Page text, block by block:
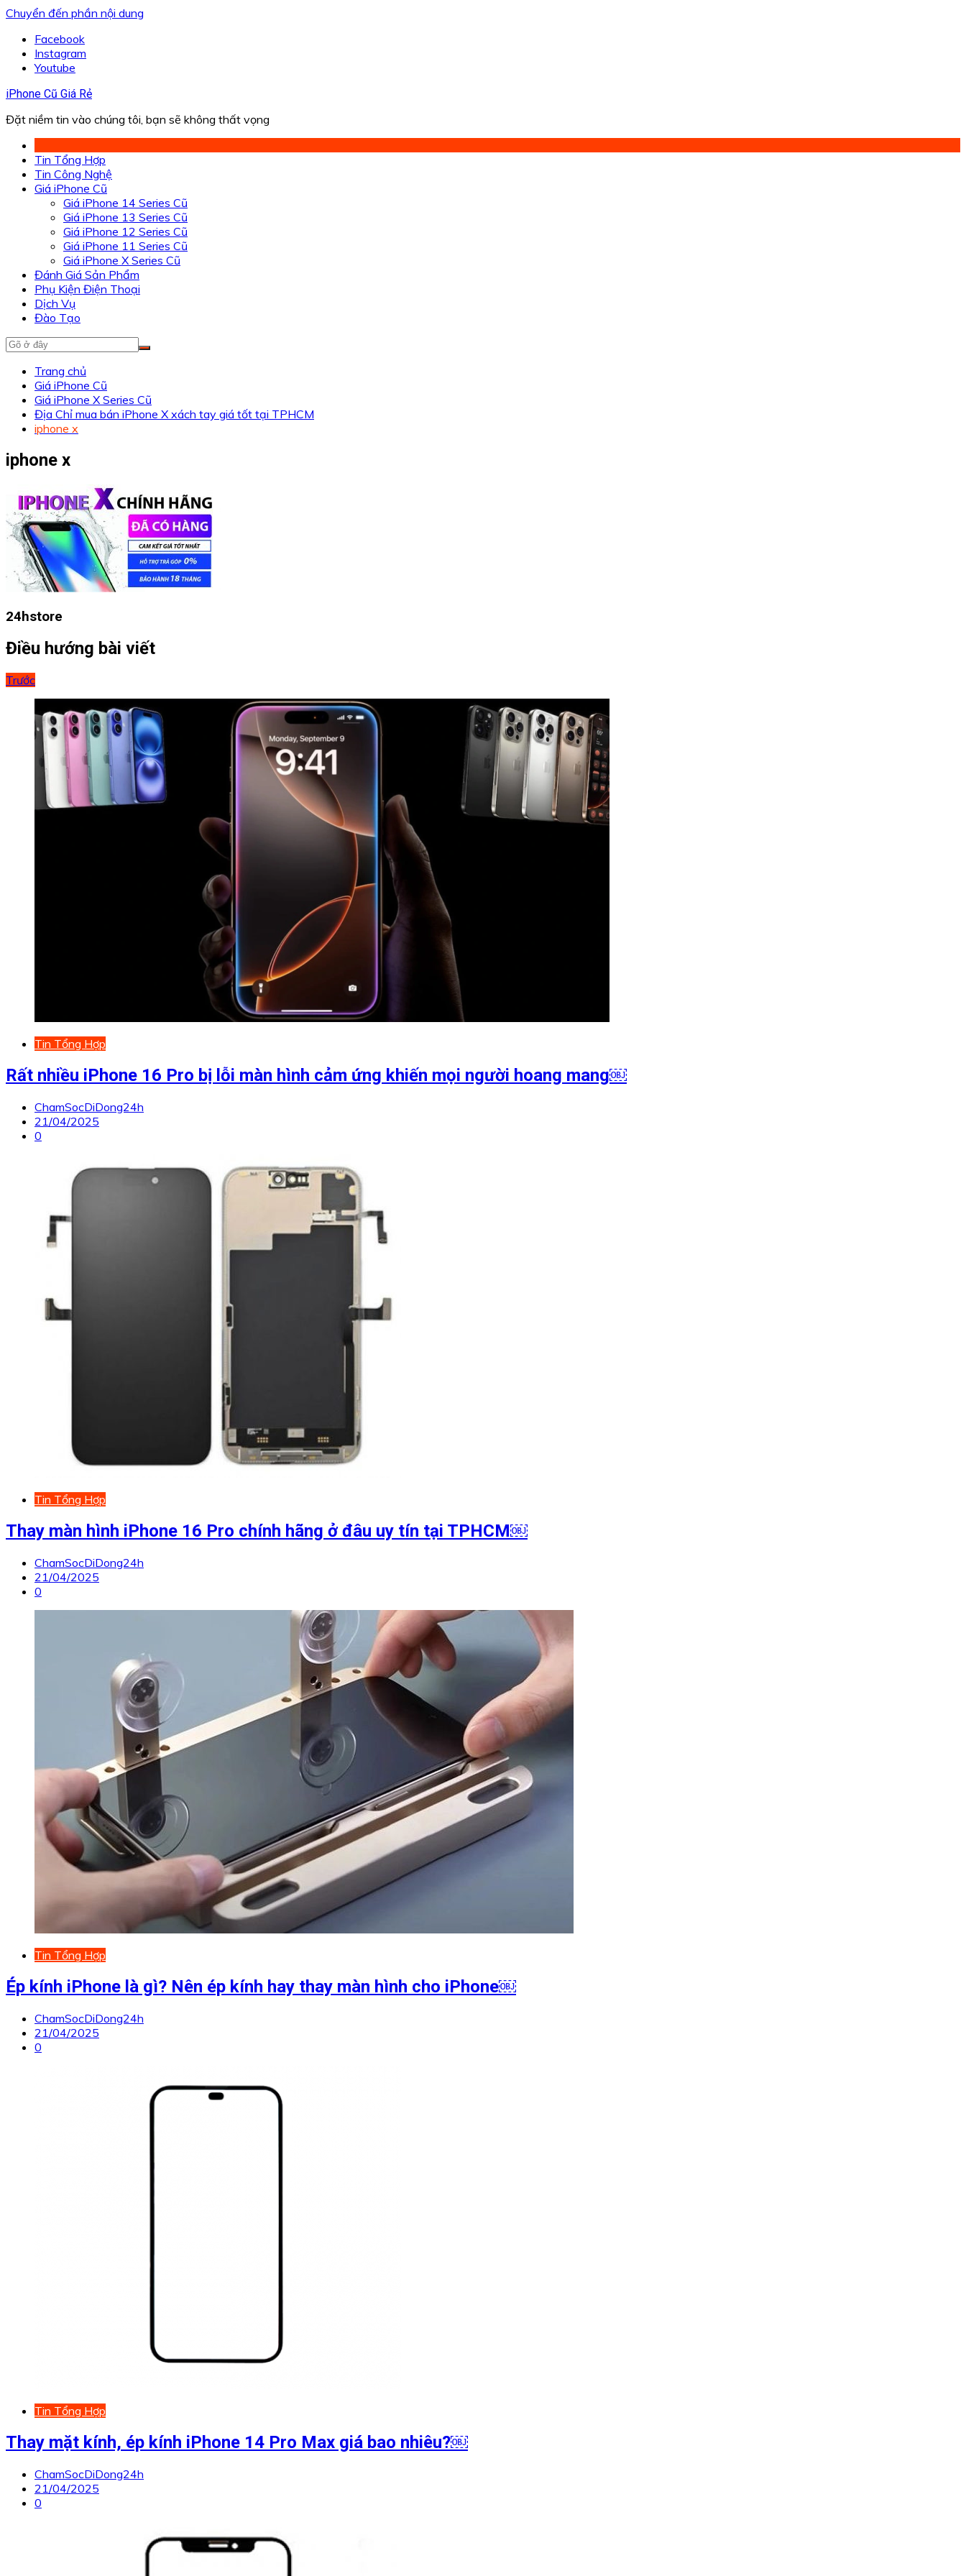
Chuyển đến phần nội dung
Facebook
Instagram
Youtube
iPhone Cũ Giá Rẻ
Đặt niềm tin vào chúng tôi, bạn sẽ không thất vọng
Tin Tổng Hợp
Tin Công Nghệ
Giá iPhone Cũ
Giá iPhone 14 Series Cũ
Giá iPhone 13 Series Cũ
Giá iPhone 12 Series Cũ
Giá iPhone 11 Series Cũ
Giá iPhone X Series Cũ
Đánh Giá Sản Phẩm
Phụ Kiện Điện Thoại
Dịch Vụ
Đào Tạo
Trang chủ
Giá iPhone Cũ
Giá iPhone X Series Cũ
Địa Chỉ mua bán iPhone X xách tay giá tốt tại TPHCM
iphone x
iphone x
24hstore
Điều hướng bài viết
Trước
Tin Tổng Hợp
Rất nhiều iPhone 16 Pro bị lỗi màn hình cảm ứng khiến mọi người hoang mang￼
ChamSocDiDong24h
21/04/2025
0
Tin Tổng Hợp
Thay màn hình iPhone 16 Pro chính hãng ở đâu uy tín tại TPHCM￼
ChamSocDiDong24h
21/04/2025
0
Tin Tổng Hợp
Ép kính iPhone là gì? Nên ép kính hay thay màn hình cho iPhone￼
ChamSocDiDong24h
21/04/2025
0
Tin Tổng Hợp
Thay mặt kính, ép kính iPhone 14 Pro Max giá bao nhiêu?￼
ChamSocDiDong24h
21/04/2025
0